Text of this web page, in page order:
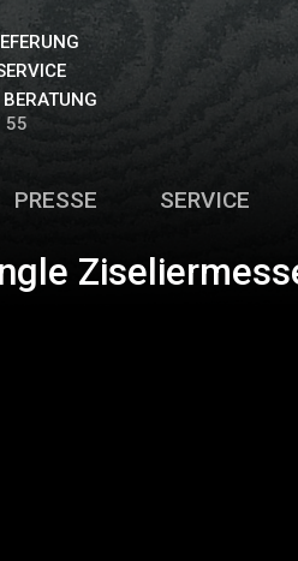
55
PRESSE SERVICE